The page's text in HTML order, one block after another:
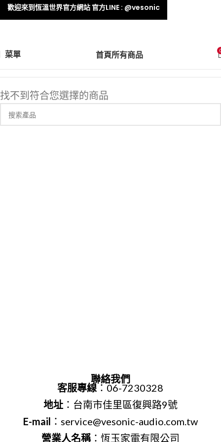
菜單 首頁所有商品
找不到符合您選擇的商品
聯絡我們
客服專線：06-7230328
地址：台南市佳里區復興路9號
E-mail ：service@vesonic-audio.com.tw
營業人名稱：恆玉家電有限公司
歡迎來到恆溫世界官方網站 官方LINE : @vesonic